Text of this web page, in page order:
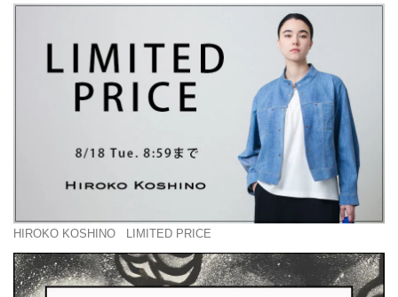
HIROKO KOSHINO LIMITED PRICE